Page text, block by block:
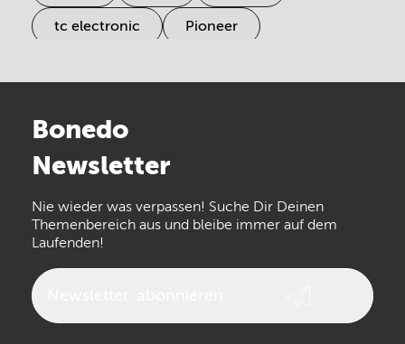
tc electronic Pioneer
Arturia
the t.bone
Walrus Audio Epiphone
Bonedo
Newsletter
Nie wieder was verpassen! Suche Dir Deinen
Themenbereich aus und bleibe immer auf dem
Laufenden!